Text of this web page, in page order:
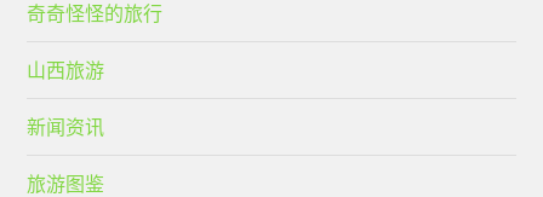
奇奇怪怪的旅行
山西旅游
新闻资讯
旅游图鉴